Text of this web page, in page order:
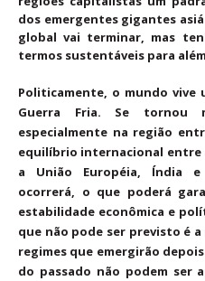
dos emergentes gigantes
global vai terminar, mas
termos sustentáveis para
Politicamente, o mundo vive
Guerra Fria. Se tornou
especialmente na região
equilíbrio internacional entre
a União Européia, Índia
ocorrerá, o que poderá
estabilidade econômica e
que não pode ser previsto é
regimes que emergirão
do passado não podem ser